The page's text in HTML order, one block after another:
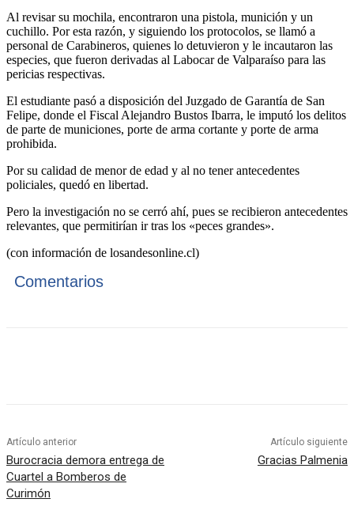
Al revisar su mochila, encontraron una pistola, munición y un
cuchillo. Por esta razón, y siguiendo los protocolos, se llamó a
personal de Carabineros, quienes lo detuvieron y le incautaron las
especies, que fueron derivadas al Labocar de Valparaíso para las
pericias respectivas.
El estudiante pasó a disposición del Juzgado de Garantía de San
Felipe, donde el Fiscal Alejandro Bustos Ibarra, le imputó los delitos
de parte de municiones, porte de arma cortante y porte de arma
prohibida.
Por su calidad de menor de edad y al no tener antecedentes
policiales, quedó en libertad.
Pero la investigación no se cerró ahí, pues se recibieron antecedentes
relevantes, que permitirían ir tras los «peces grandes».
(con información de losandesonline.cl)
Comentarios
Artículo anterior
Burocracia demora entrega de
Cuartel a Bomberos de
Curimón
Artículo siguiente
Gracias Palmenia